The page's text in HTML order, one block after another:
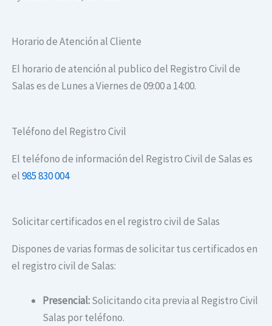
Horario de Atención al Cliente
El horario de atención al publico del Registro Civil de
Salas es de Lunes a Viernes de 09:00 a 14:00.
Teléfono del Registro Civil
El teléfono de información del Registro Civil de Salas es
el985 830 004
Solicitar certificados en el registro civil de Salas
Dispones de varias formas de solicitar tus certificados en
el registro civil de Salas:
Presencial:Solicitando cita previa al Registro Civil
Salas por teléfono.